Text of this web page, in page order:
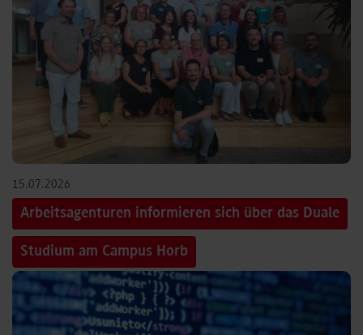
15.07.2026
Arbeitsagenturen informieren sich über das Duale
Studium am Campus Horb